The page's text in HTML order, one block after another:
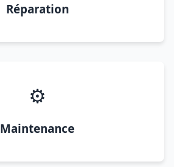
Réparation
⚙️
Maintenance